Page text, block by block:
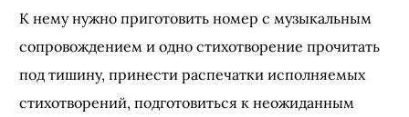
К нему нужно приготовить номер с музыкальным
сопровождением и одно стихотворение прочитать
под тишину, принести распечатки исполняемых
стихотворений, подготовиться к неожиданным